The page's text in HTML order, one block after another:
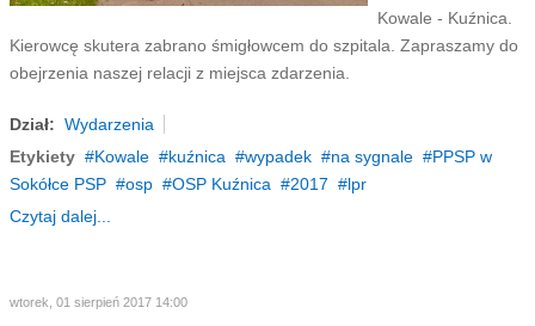
Kowale - Kuźnica.
Kierowcę skutera zabrano śmigłowcem do szpitala. Zapraszamy do
obejrzenia naszej relacji z miejsca zdarzenia.
Dział: Wydarzenia
Etykiety
Kowale kuźnica wypadek na sygnale
PPSP w
Sokółce PSP
osp OSP Kuźnica 2017
lpr
Czytaj dalej...
wtorek, 01 sierpień 2017 14:00